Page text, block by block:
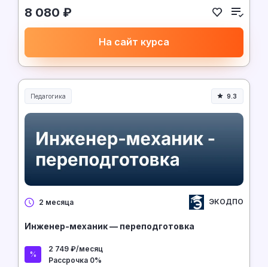
8 080 ₽
На сайт курса
Педагогика
Образование и педагогика
9.3
2 месяца ЭКОДПО
Инженер-механик — переподготовка
2 749 ₽/месяц
Рассрочка 0%